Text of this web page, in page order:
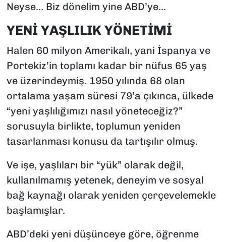
Neyse… Biz dönelim yine ABD’ye…
YENİ YAŞLILIK YÖNETİMİ
Halen 60 milyon Amerikalı, yani İspanya ve
Portekiz’in toplamı kadar bir nüfus 65 yaş
ve üzerindeymiş. 1950 yılında 68 olan
ortalama yaşam süresi 79’a çıkınca, ülkede
“yeni yaşlılığımızı nasıl yöneteceğiz?”
sorusuyla birlikte, toplumun yeniden
tasarlanması konusu da tartışılır olmuş.
Ve işe, yaşlıları bir “yük” olarak değil,
kullanılmamış yetenek, deneyim ve sosyal
bağ kaynağı olarak yeniden çerçevelemekle
başlamışlar.
ABD’deki yeni düşünceye göre, öğrenme